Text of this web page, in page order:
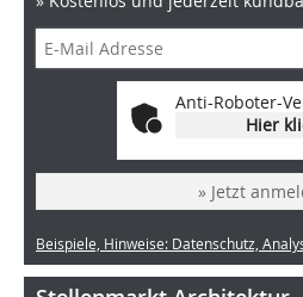
Anti-Roboter-
Hier
» Jetzt
Beispiele, Hinweise: Datenschutz,